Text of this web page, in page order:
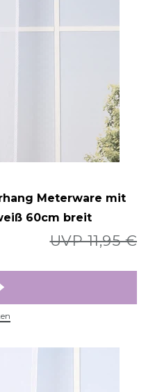
Meterware mit
60cm breit
UVP 11,95 €